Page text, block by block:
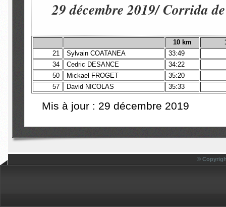
29 décembre 2019/ Corrida
10 km
21
Sylvain COATANEA
33:49
34
Cedric DESANCE
34:22
50
Mickael FROGET
35:20
57
David NICOLAS 35:33
Mis à jour : 29 décembre 2019
©